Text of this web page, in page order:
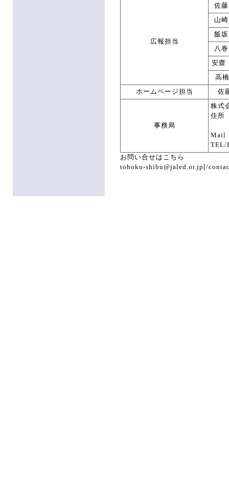
広報担当
佐
山
飯
八
安
高
ホームページ担当
佐
事務局
株式
住所
Mail
TEL/
お問い合せはこちら
tohoku-shibu@jaled.or.jp[/